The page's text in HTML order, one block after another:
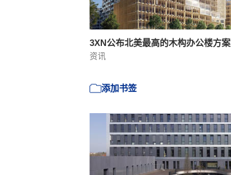
3XN公布北美最高的木构办公楼方案
资讯
添加书签